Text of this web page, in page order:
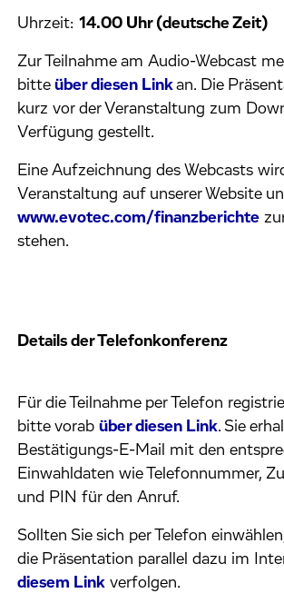
Uhrzeit:14.00 Uhr (deutsche Zeit)
Zur Teilnahme am Audio-Webcast
bitteüber diesen Linkan. Die
kurz vor der Veranstaltung zum
Verfügung gestellt.
Eine Aufzeichnung des Webcasts
Veranstaltung auf unserer Website
www.evotec.com/finanzberichte
stehen.
Details der Telefonkonferenz
Für die Teilnahme per Telefon
bitte vorabüber diesen Link. Sie
Bestätigungs-E-Mail mit den
Einwahldaten wie Telefonnummer,
und PIN für den Anruf.
Sollten Sie sich per Telefon
die Präsentation parallel dazu im
diesem Link verfolgen.